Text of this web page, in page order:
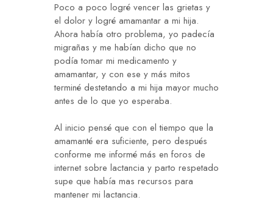
Poco a poco logré vencer las grietas y
el dolor y logré amamantar a mi hija.
Ahora había otro problema, yo padecía
migrañas y me habían dicho que no
podía tomar mi medicamento y
amamantar, y con ese y más mitos
terminé destetando a mi hija mayor mucho
antes de lo que yo esperaba.
Al inicio pensé que con el tiempo que la
amamanté era suficiente, pero después
conforme me informé más en foros de
internet sobre lactancia y parto respetado
supe que había mas recursos para
mantener mi lactancia.